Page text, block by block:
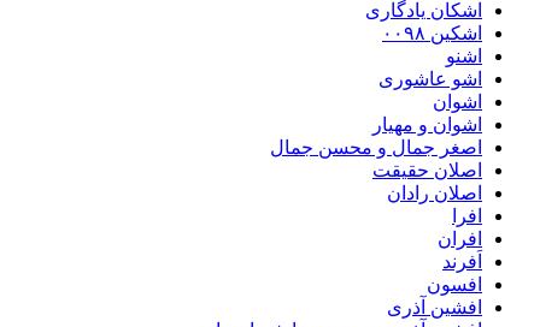
اشکان یادگاری
اشکین ۰۰۹۸
اشنو
اشو عاشوری
اشوان
اشوان و مهیار
اصغر جمال و محسن جمال
اصلان حقیقت
اصلان رادان
افرا
افران
اَفرند
افسون
افشین آذری